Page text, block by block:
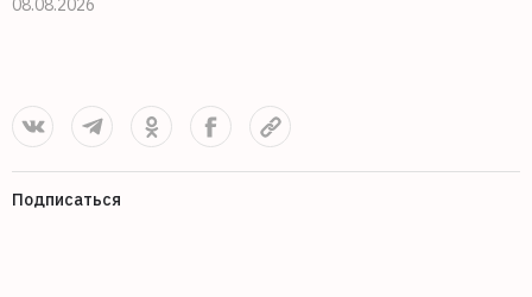
08.08.2026
Подписаться